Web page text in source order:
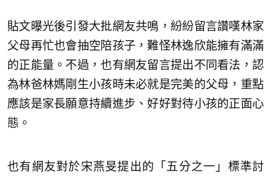
貼文曝光後引發大批網友共鳴，紛紛留言讚嘆林家
父母再忙也會抽空陪孩子，難怪林逸欣能擁有滿滿
的正能量。不過，也有網友留言提出不同看法，認
為林爸林媽剛生小孩時未必就是完美的父母，重點
應該是家長願意持續進步、好好對待小孩的正面心
態。
也有網友對於宋燕旻提出的「五分之一」標準討